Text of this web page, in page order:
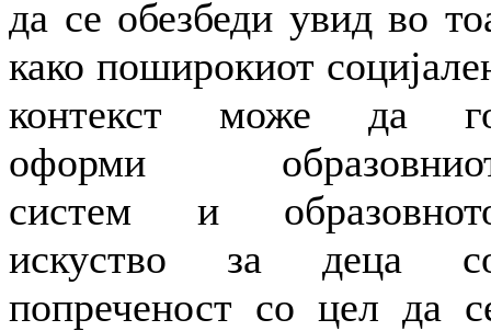
да се обезбеди увид во
како поширокиот
контекст може да
оформи
систем и
искуство за деца
попреченост со цел да